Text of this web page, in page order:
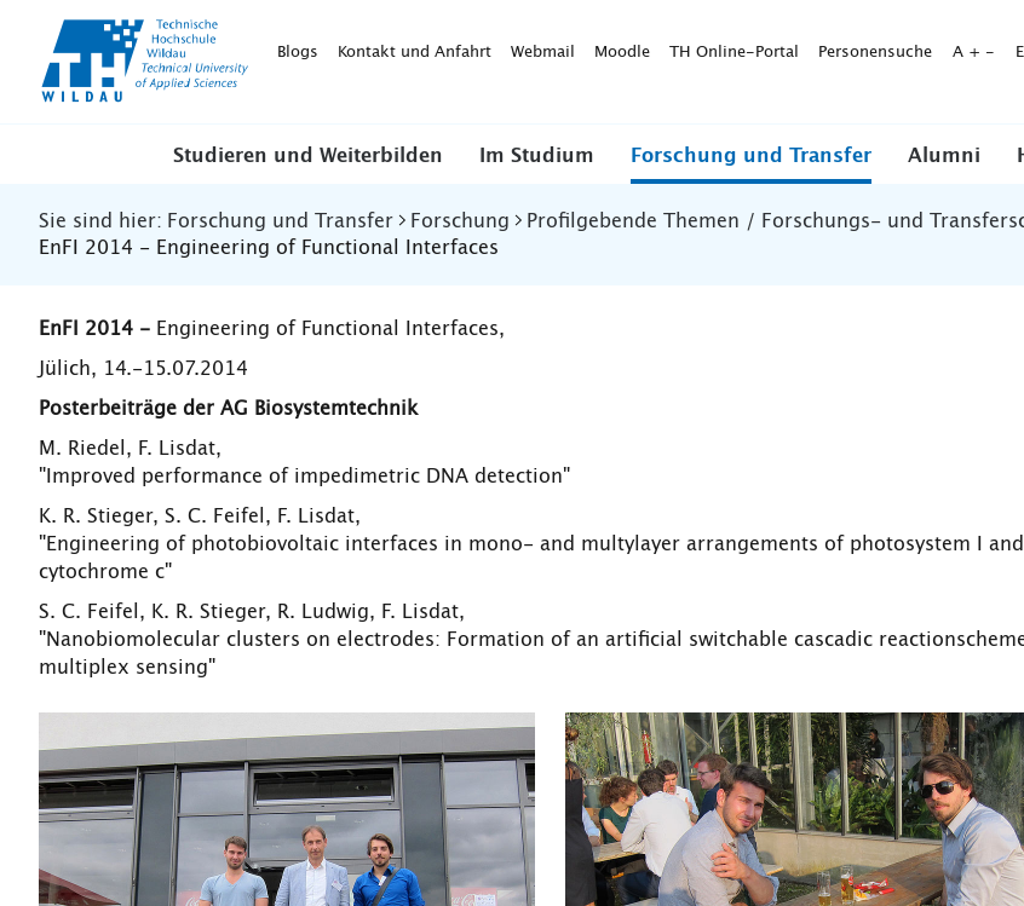
WildauBlogs Kontakt und Anfahrt Webmail Moodle TH Online-Portal Personensuche A + -
Studieren und Weiterbilden Im Studium Forschung und Transfer Alumni
Sie sind hier: Forschung und Transfer Forschung Profilgebende Themen / Forschungs- und
EnFI 2014 - Engineering of Functional Interfaces
EnFI 2014 - Engineering of Functional Interfaces,
Jülich, 14.-15.07.2014
Posterbeiträge der AG Biosystemtechnik
M. Riedel, F. Lisdat,
"Improved performance of impedimetric DNA detection"
K. R. Stieger, S. C. Feifel, F. Lisdat,
"Engineering of photobiovoltaic interfaces in mono- and multylayer arrangements of photosystem I and
cytochrome c"
S. C. Feifel, K. R. Stieger, R. Ludwig, F. Lisdat,
"Nanobiomolecular clusters on electrodes: Formation of an artificial switchable cascadic
multiplex sensing"